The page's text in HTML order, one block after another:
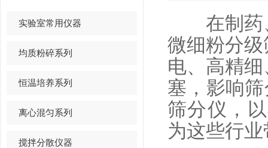
实验室常用仪器
均质粉碎系列
恒温培养系列
离心混匀系列
搅拌分散仪器
在制药、
微细粉分
电、高精
塞，影响
筛分仪，
为这些行